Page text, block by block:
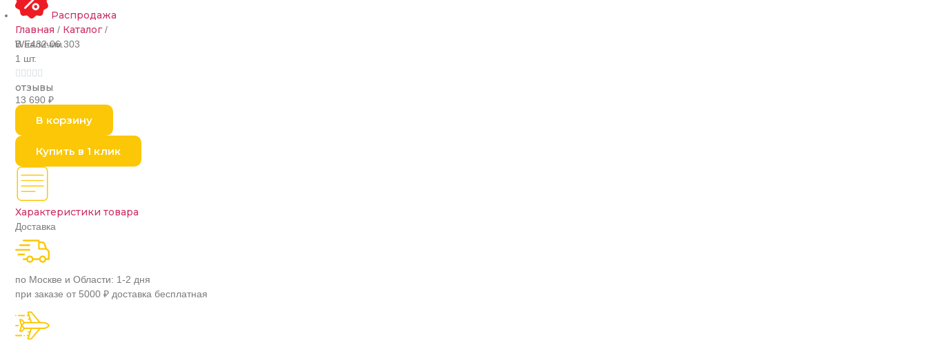
Распродажа
Главная / Каталог/
В наличии
1 шт.
WE432.06.303
    
отзывы
13 690 ₽
В корзину
Купить в 1 клик
Характеристики товара
Доставка
по Москве и Области: 1-2 дня
при заказе от 5000 ₽ доставка бесплатная